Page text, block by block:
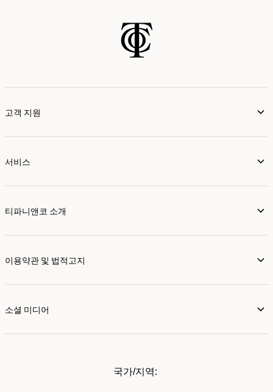
고객 지원
서비스
티파니앤코 소개
이용약관 및 법적고지
소셜 미디어
국가/지역: